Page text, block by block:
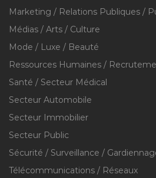
Marketing / Relations Publiques /
Médias / Arts / Culture
Mode / Luxe / Beauté
Ressources Humaines /
Santé / Secteur Médical
Secteur Automobile
Secteur Immobilier
Secteur Public
Sécurité / Surveillance /
Télécommunications / Réseaux